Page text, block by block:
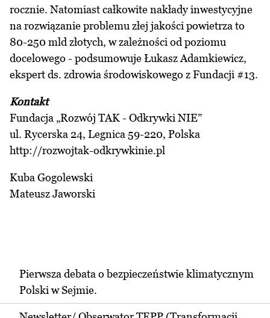
rocznie. Natomiast całkowite nakłady inwestycyjne
na rozwiązanie problemu złej jakości powietrza to
80-250 mld złotych, w zależności od poziomu
docelowego - podsumowuje Łukasz Adamkiewicz,
ekspert ds. zdrowia środowiskowego z Fundacji #13.
Kontakt
Fundacja „Rozwój TAK - Odkrywki NIE”
ul. Rycerska 24, Legnica 59-220, Polska
http://rozwojtak-odkrywkinie.pl
Kuba Gogolewski
Mateusz Jaworski
Pierwsza debata o bezpieczeństwie klimatycznym
Polski w Sejmie.